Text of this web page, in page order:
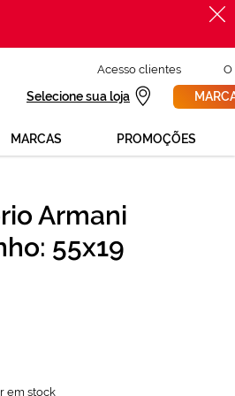
Acesso clientes O
Selecione sua loja
MARCAS PROMOÇÕES
Armani
55x19
em stock